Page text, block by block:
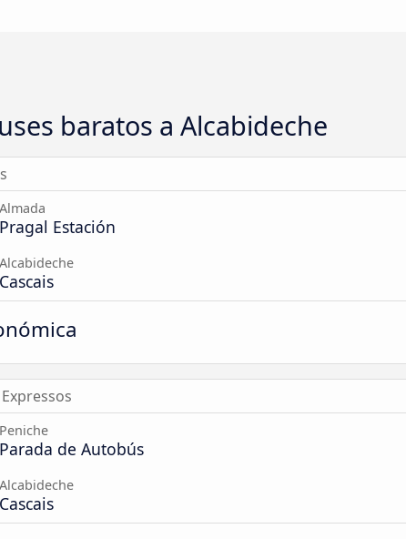
baratos a Alcabideche
Almada
Pragal Estación
Alcabideche
Cascais
Peniche
Parada de Autobús
Alcabideche
Cascais